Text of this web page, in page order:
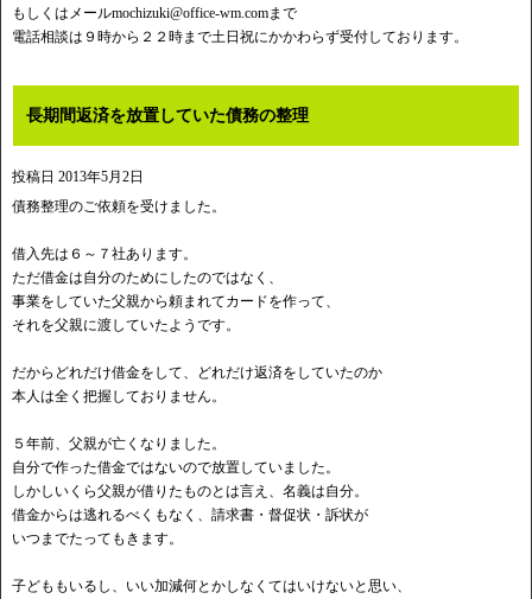
もしくはメールmochizuki@office-wm.comまで
電話相談は９時から２２時まで土日祝にかかわらず受付しております。
長期間返済を放置していた債務の整理
投稿日 2013年5月2日
債務整理のご依頼を受けました。
借入先は６～７社あります。
ただ借金は自分のためにしたのではなく、
事業をしていた父親から頼まれてカードを作って、
それを父親に渡していたようです。
だからどれだけ借金をして、どれだけ返済をしていたのか
本人は全く把握しておりません。
５年前、父親が亡くなりました。
自分で作った借金ではないので放置していました。
しかしいくら父親が借りたものとは言え、名義は自分。
借金からは逃れるべくもなく、請求書・督促状・訴状が
いつまでたってもきます。
子どももいるし、いい加減何とかしなくてはいけないと思い、